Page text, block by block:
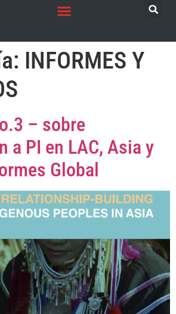
INFORMES Y
– sobre
a PI en LAC, Asia y
Global